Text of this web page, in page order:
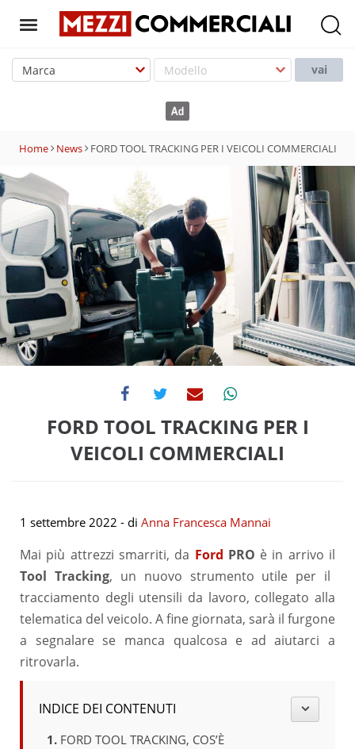
T
g
n
a
v
i
g
a
o
n
vai
Home News FORD TOOL TRACKING PER I VEICOLI COMMERCIALI
FORD TOOL TRACKING PER I
VEICOLI COMMERCIALI
1 settembre 2022 - di Anna Francesca Mannai
Mai più attrezzi smarriti, da Ford PRO è in arrivo il
Tool Tracking, un nuovo strumento utile per il
tracciamento degli utensili da lavoro, collegato alla
telematica del veicolo. A fine giornata, sarà il furgone
a segnalare se manca qualcosa e ad aiutarci a
ritrovarla.
INDICE DEI CONTENUTI
FORD TOOL TRACKING, COS’È